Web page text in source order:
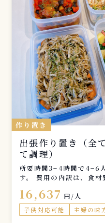
作り置き
出張作り置き（全
て調理）
所要時間3−4時間で4−6
す。 費用の内訳は、食
の地域にお住まいの方
頂きます。
16,637 円/人
子供対応可能 主婦の味